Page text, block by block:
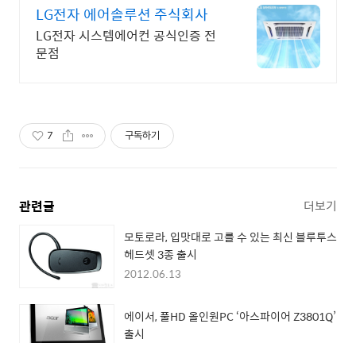
LG전자 에어솔루션 주식회사
LG전자 시스템에어컨 공식인증 전
문점
7 구독하기
관련글 더보기
모토로라, 입맛대로 고를 수 있는 최신 블루투스
헤드셋 3종 출시
2012.06.13
에이서, 풀HD 올인원PC ‘아스파이어 Z3801Q’
출시